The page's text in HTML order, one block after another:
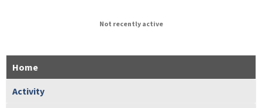
Not recently active
Home
Activity